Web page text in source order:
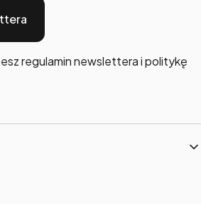
regulamin newslettera i politykę